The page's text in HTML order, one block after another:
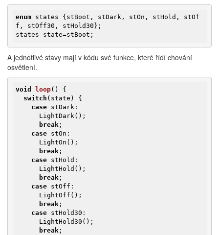
enum states {stBoot, stDark, stOn, stHold, stOf
f, stOff30, stHold30};
states state=stBoot;
​A jednotlivé stavy mají v kódu své funkce, které řídí chování
osvětlení.
void loop()
{
switch (state) {
case stDark:
break ;
case stOn:
break ;
case stHold:
break ;
case stOff:
break ;
case stHold30:
break ;